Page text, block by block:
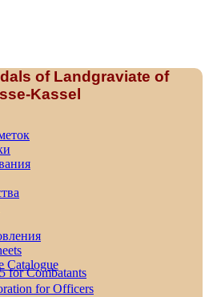
Catalogue
of Landgraviate of
Kassel
for Combatants
for Officers